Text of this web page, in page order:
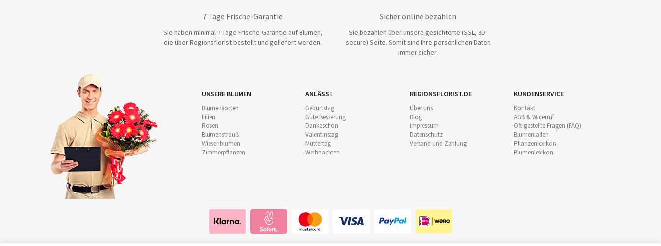
7 Tage Frische-Garantie
Sie haben minimal 7 Tage Frische-Garantie auf Blumen,
die über Regionsflorist bestellt und geliefert werden.
Sicher online bezahlen
Sie bezahlen über unsere gesichterte (SSL, 3D-
secure) Seite. Somit sind Ihre persönlichen Daten
immer sicher.
UNSERE BLUMEN
Blumensorten
Lilien
Rosen
Blumenstrauß
Wiesenblumen
Zimmerpflanzen
ANLÄSSE
Geburtstag
Gute Besserung
Dankeschön
Valentinstag
Muttertag
Weihnachten
REGIONSFLORIST.DE
Über uns
Blog
Impressum
Datenschutz
Versand und Zahlung
KUNDENSERVICE
Kontakt
AGB & Widerruf
Oft gestellte Fragen (FAQ)
Blumenladen
Pflanzenlexikon
Blumenlexikon